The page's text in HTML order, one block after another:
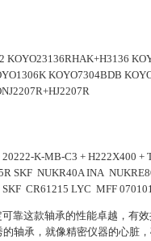
KOYO23136RHAK+H3136
KOYO7304BDB
K-MB-C3 + H222X400 +
SKF NUKR40A INA
SKF CR61215 LYC MFF
靠这款轴承的性能卓越，有
轴承，就像精密仪器的心脏